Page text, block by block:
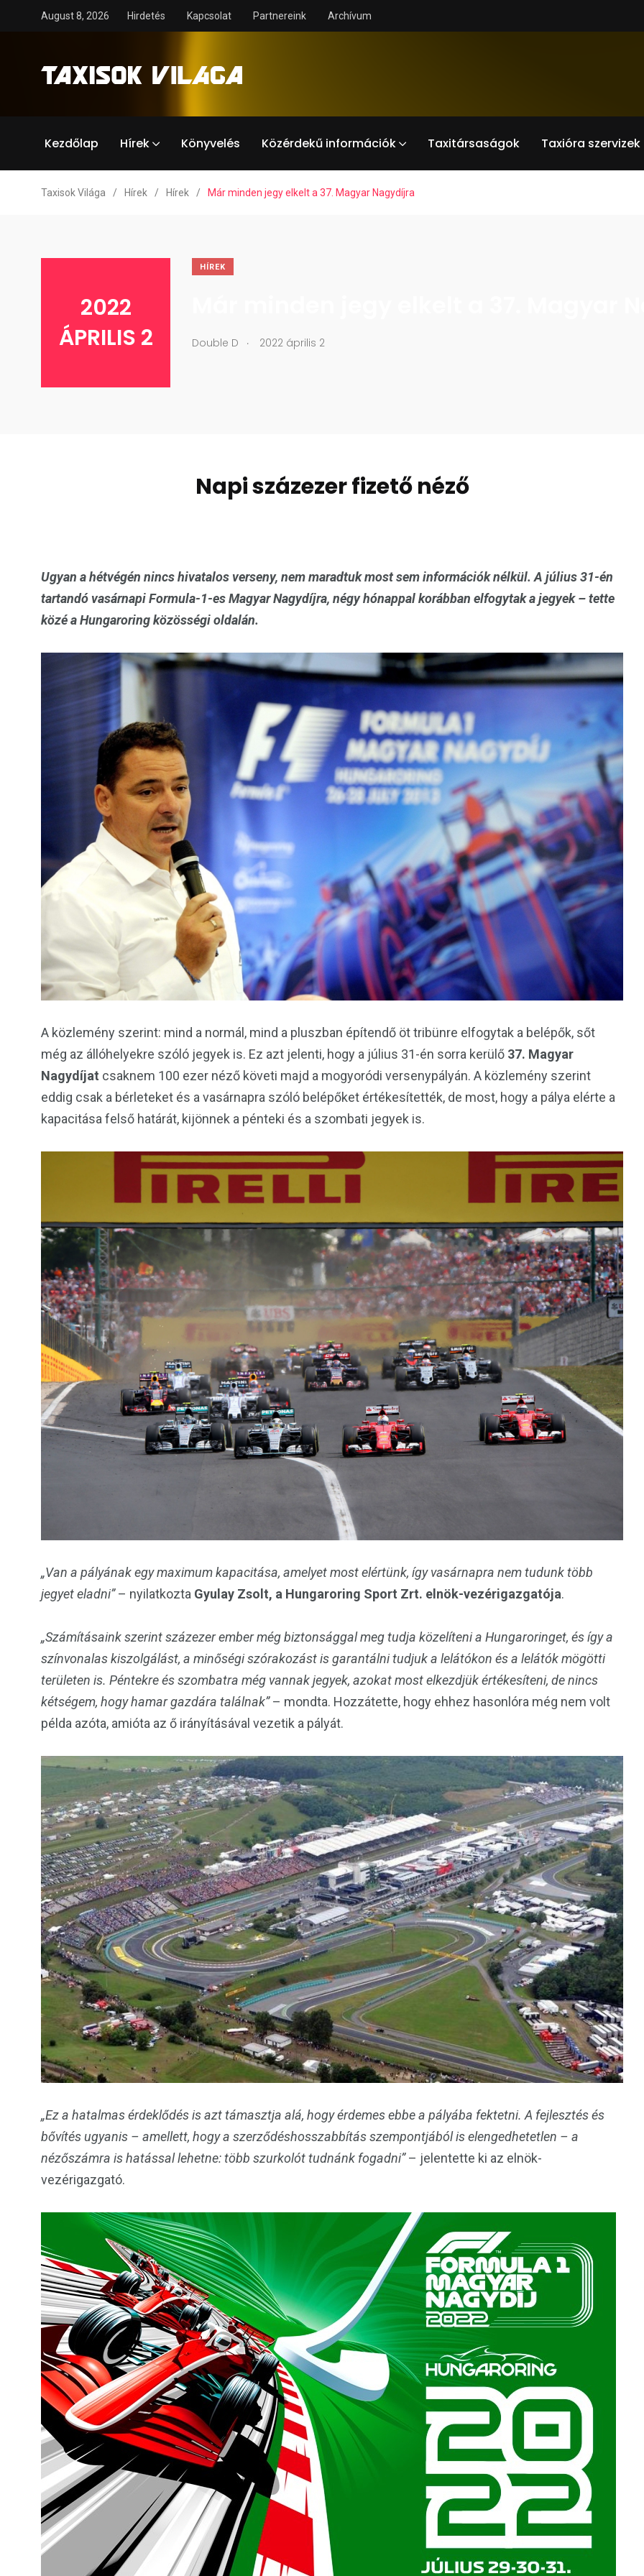
August 8, 2026 Hirdetés Kapcsolat Partnereink Archívum
Kezdőlap Hírek Könyvelés Közérdekű információk Taxitársaságok Taxióra szervizek
Taxisok Világa / Hírek / Hírek / Már minden jegy elkelt a 37. Magyar Nagydíjra
2022
ÁPRILIS 2
HÍREK
Double D . 2022 április 2
Napi százezer fizető néző
Ugyan a hétvégén nincs hivatalos verseny, nem maradtuk most sem információk nélkül. A július 31-én
tartandó vasárnapi Formula-1-es Magyar Nagydíjra, négy hónappal korábban elfogytak a jegyek – tette
közé a Hungaroring közösségi oldalán.
A közlemény szerint: mind a normál, mind a pluszban építendő öt tribünre elfogytak a belépők, sőt
még az állóhelyekre szóló jegyek is. Ez azt jelenti, hogy a július 31-én sorra kerülő 37. Magyar
Nagydíjat csaknem 100 ezer néző követi majd a mogyoródi versenypályán. A közlemény szerint
eddig csak a bérleteket és a vasárnapra szóló belépőket értékesítették, de most, hogy a pálya elérte a
kapacitása felső határát, kijönnek a pénteki és a szombati jegyek is.
„Van a pályának egy maximum kapacitása, amelyet most elértünk, így vasárnapra nem tudunk több
jegyet eladni”– nyilatkozta Gyulay Zsolt, a Hungaroring Sport Zrt. elnök-vezérigazgatója.
„Számításaink szerint százezer ember még biztonsággal meg tudja közelíteni a Hungaroringet, és így a
színvonalas kiszolgálást, a minőségi szórakozást is garantálni tudjuk a lelátókon és a lelátók mögötti
területen is. Péntekre és szombatra még vannak jegyek, azokat most elkezdjük értékesíteni, de nincs
kétségem, hogy hamar gazdára találnak”– mondta. Hozzátette, hogy ehhez hasonlóra még nem volt
példa azóta, amióta az ő irányításával vezetik a pályát.
„Ez a hatalmas érdeklődés is azt támasztja alá, hogy érdemes ebbe a pályába fektetni. A fejlesztés és
bővítés ugyanis – amellett, hogy a szerződéshosszabbítás szempontjából is elengedhetetlen – a
nézőszámra is hatással lehetne: több szurkolót tudnánk fogadni”– jelentette ki az elnök-
vezérigazgató.